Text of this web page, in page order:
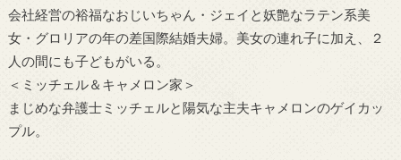
会社経営の裕福なおじいちゃん・ジェイと妖艶なラテン系美
女・グロリアの年の差国際結婚夫婦。美女の連れ子に加え、２
人の間にも子どもがいる。
＜ミッチェル＆キャメロン家＞
まじめな弁護士ミッチェルと陽気な主夫キャメロンのゲイカッ
プル。